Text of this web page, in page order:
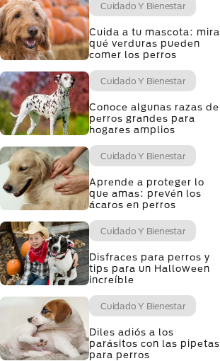
Cuidado Y Bienestar
Cuida a tu mascota: mira
qué verduras pueden
comer los perros
Cuidado Y Bienestar
Conoce algunas razas de
perros grandes para
hogares amplios
Cuidado Y Bienestar
Aprende a proteger lo
que amas: prevén los
ácaros en perros
Cuidado Y Bienestar
Disfraces para perros y
tips para un Halloween
increíble
Cuidado Y Bienestar
Diles adiós a los
parásitos con las pipetas
para perros